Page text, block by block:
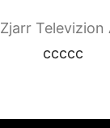
Zjarr Televizion
ccccc